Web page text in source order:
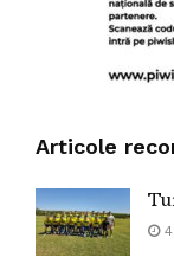
Articole
4